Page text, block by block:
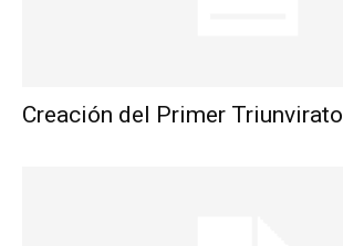
Creación del Primer Triunvirato